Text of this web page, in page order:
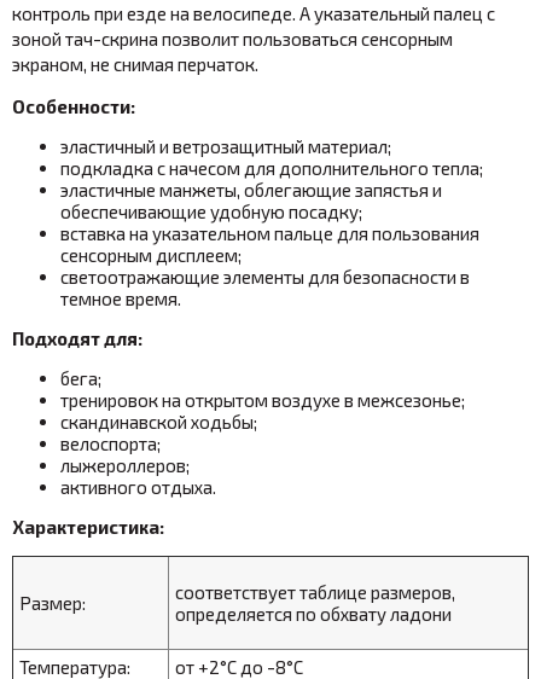
контроль при езде на велосипеде. А указательный палец с
зоной тач-скрина позволит пользоваться сенсорным
экраном, не снимая перчаток.
Особенности:
эластичный и ветрозащитный материал;
подкладка с начесом для дополнительного тепла;
эластичные манжеты, облегающие запястья и
обеспечивающие удобную посадку;
вставка на указательном пальце для пользования
сенсорным дисплеем;
светоотражающие элементы для безопасности в
темное время.
Подходят для:
бега;
тренировок на открытом воздухе в межсезонье;
скандинавской ходьбы;
велоспорта;
лыжероллеров;
активного отдыха.
Характеристика:
Размер:
соответствует таблице размеров,
определяется по обхвату ладони
Температура: от +2°С до -8°С